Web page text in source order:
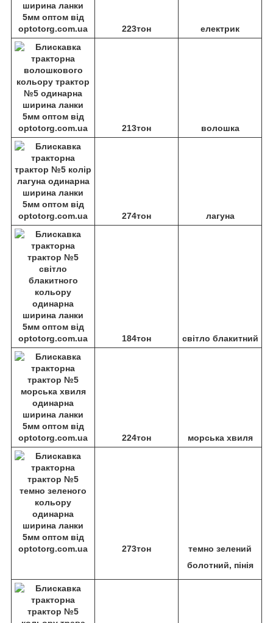
223тон електрик
213тон волошка
274тон лагуна
184тон світло блакитний
224тон морська хвиля
273тон
темно зелений
болотний, пінія